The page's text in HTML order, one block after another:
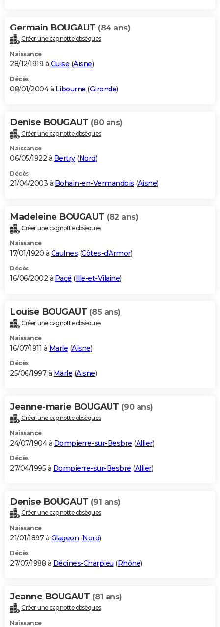
Germain BOUGAUT (84 ans)
Créer une cagnotte obsèques
Naissance
28/12/1919 à Guise (Aisne)
Décès
08/01/2004 à Libourne (Gironde)
Denise BOUGAUT (80 ans)
Créer une cagnotte obsèques
Naissance
06/05/1922 à Bertry(Nord)
Décès
21/04/2003 à Bohain-en-Vermandois (Aisne)
Madeleine BOUGAUT (82 ans)
Créer une cagnotte obsèques
Naissance
17/01/1920 à Caulnes (Côtes-d'Armor)
Décès
16/06/2002 à Pacé (Ille-et-Vilaine)
Louise BOUGAUT (85 ans)
Créer une cagnotte obsèques
Naissance
16/07/1911 à Marle (Aisne)
Décès
25/06/1997 à Marle (Aisne)
Jeanne-marie BOUGAUT (90 ans)
Créer une cagnotte obsèques
Naissance
24/07/1904 à Dompierre-sur-Besbre (Allier)
Décès
27/04/1995 à Dompierre-sur-Besbre (Allier)
Denise BOUGAUT (91 ans)
Créer une cagnotte obsèques
Naissance
21/01/1897 à Glageon (Nord)
Décès
27/07/1988 à Décines-Charpieu (Rhône)
Jeanne BOUGAUT (81 ans)
Créer une cagnotte obsèques
Naissance